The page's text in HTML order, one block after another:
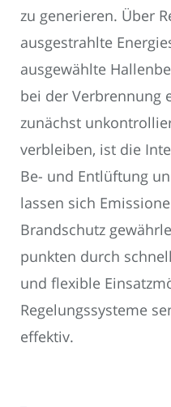
zu generieren. Über
ausgestrahlte
ausgewählte
bei der Verbrennung
zunächst
verbleiben, ist die
Be- und Entlüftung
lassen sich
Brandschutz
punkten durch
und flexible
Regelungssysteme
effektiv.